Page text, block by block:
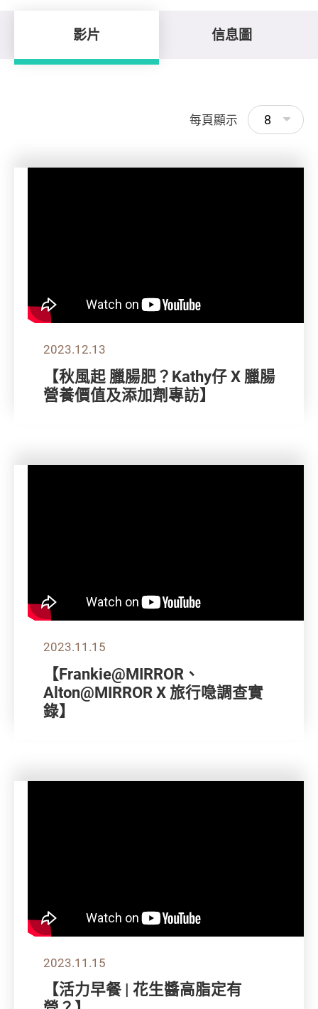
影片 信息圖
每頁顯示 8
2023.12.13
【秋風起 臘腸肥？Kathy仔 X 臘腸
營養價值及添加劑專訪】
2023.11.15
【Frankie@MIRROR、
Alton@MIRROR X 旅行喼調查實
錄】
2023.11.15
【活力早餐 | 花生醬高脂定有